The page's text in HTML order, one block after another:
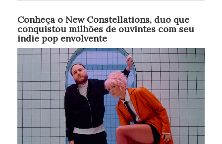
Conheça o New Constellations, duo que
conquistou milhões de ouvintes com seu
indie pop envolvente